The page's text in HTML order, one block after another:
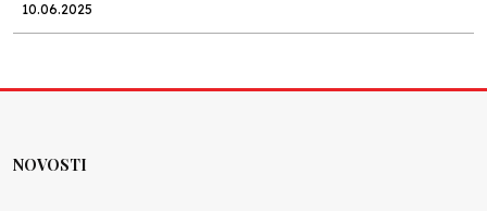
10.06.2025
NOVOSTI